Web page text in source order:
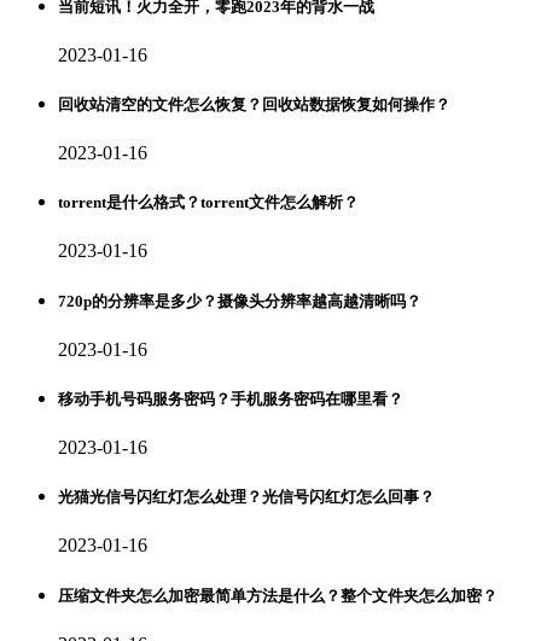
当前短讯！火力全开，零跑2023年的背水一战
2023-01-16
回收站清空的文件怎么恢复？回收站数据恢复如何操作？
2023-01-16
torrent是什么格式？torrent文件怎么解析？
2023-01-16
720p的分辨率是多少？摄像头分辨率越高越清晰吗？
2023-01-16
移动手机号码服务密码？手机服务密码在哪里看？
2023-01-16
光猫光信号闪红灯怎么处理？光信号闪红灯怎么回事？
2023-01-16
压缩文件夹怎么加密最简单方法是什么？整个文件夹怎么加密？